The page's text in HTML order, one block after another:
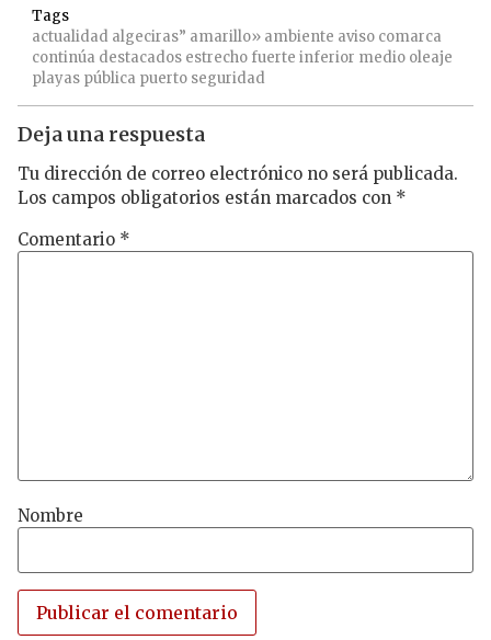
Tags
actualidad algeciras” amarillo» ambiente aviso comarca
continúa destacados estrecho fuerte inferior medio oleaje
playas pública puerto seguridad
Deja una respuesta
Tu dirección de correo electrónico no será publicada.
Los campos obligatorios están marcados con *
Comentario *
Nombre